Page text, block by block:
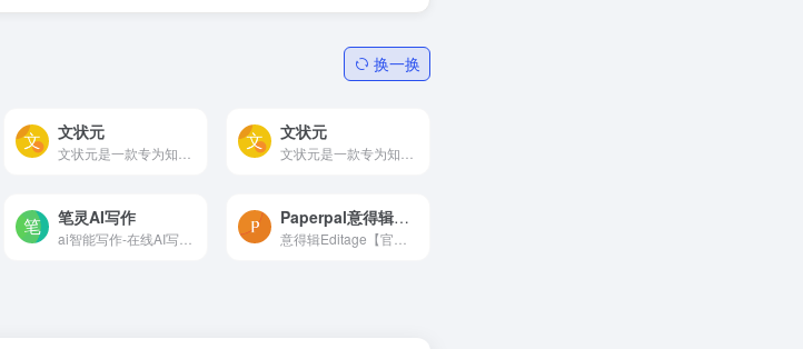
换一换
文状元 文状元
笔灵AI写作 Paperpal意得辑Editage-SCI论文润色